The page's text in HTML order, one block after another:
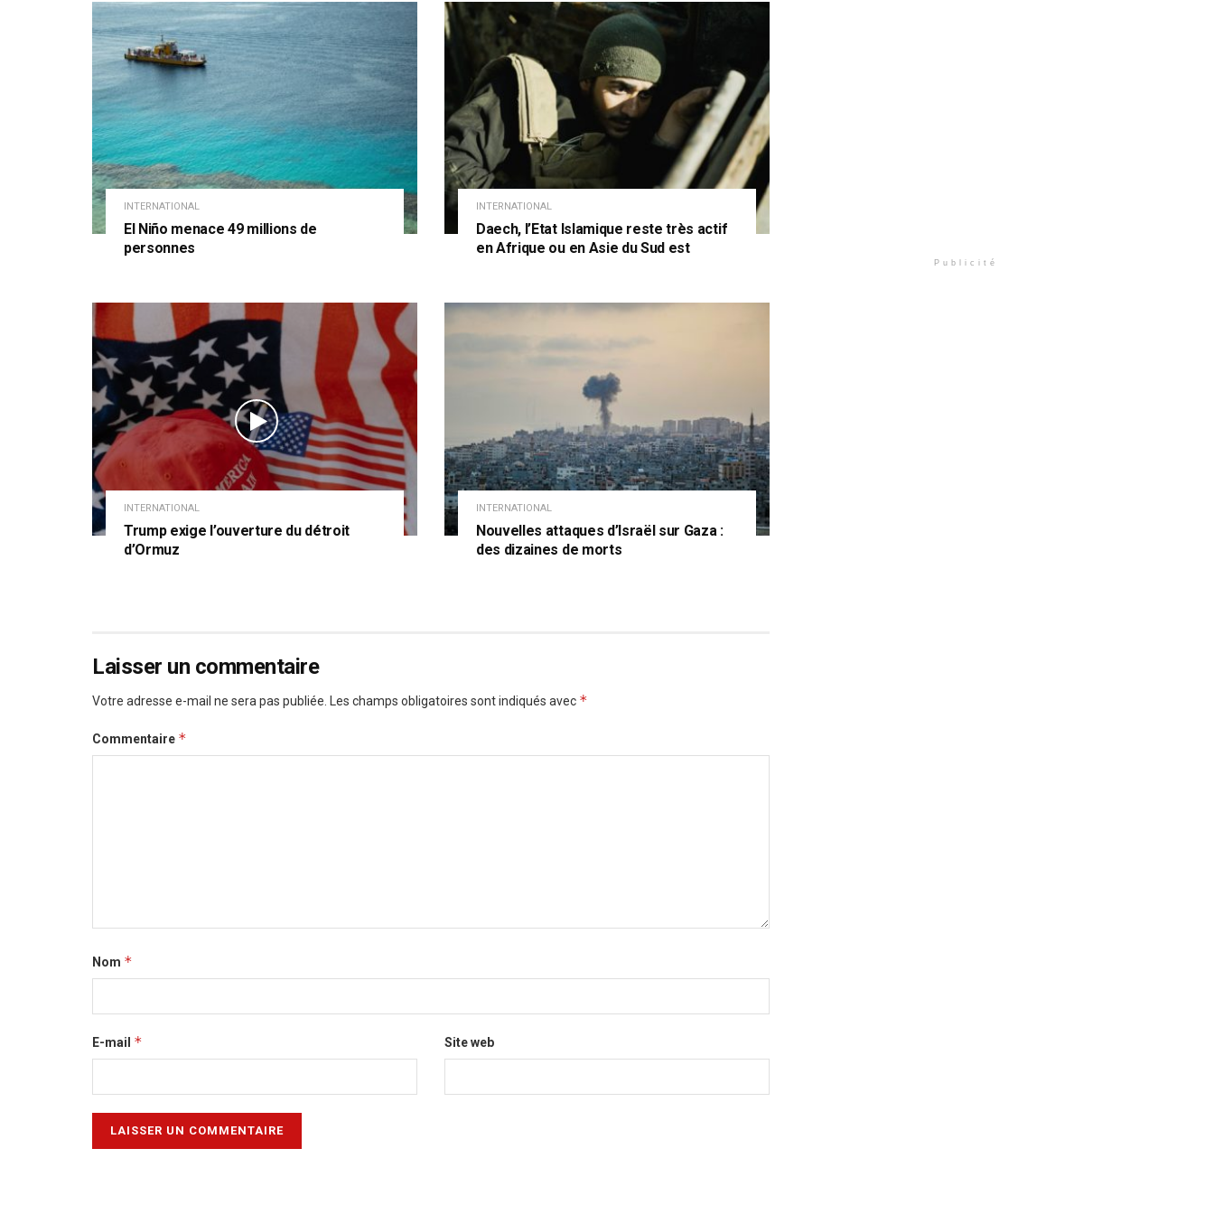
INTERNATIONAL
El Niño menace 49 millions de
personnes
INTERNATIONAL
Daech, l’Etat Islamique reste très actif
en Afrique ou en Asie du Sud est
INTERNATIONAL
Trump exige l’ouverture du détroit
d’Ormuz
INTERNATIONAL
Nouvelles attaques d’Israël sur Gaza :
des dizaines de morts
Laisser un commentaire
Votre adresse e-mail ne sera pas publiée. Les champs obligatoires sont indiqués avec *
Commentaire *
Nom *
E-mail * Site web
Publicité